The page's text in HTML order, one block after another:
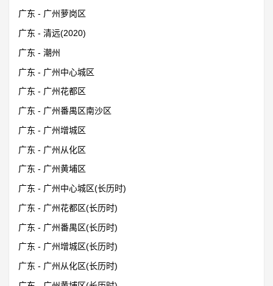
广东 - 广州萝岗区
广东 - 清远(2020)
广东 - 潮州
广东 - 广州中心城区
广东 - 广州花都区
广东 - 广州番禺区南沙区
广东 - 广州增城区
广东 - 广州从化区
广东 - 广州黄埔区
广东 - 广州中心城区(长历时)
广东 - 广州花都区(长历时)
广东 - 广州番禺区(长历时)
广东 - 广州增城区(长历时)
广东 - 广州从化区(长历时)